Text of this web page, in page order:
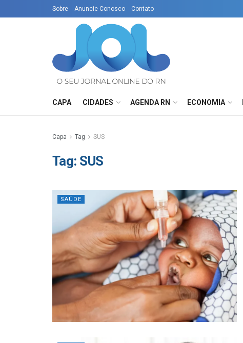
Sobre Anuncie Conosco Contato
CAPA CIDADES AGENDA RN ECONOMIA
Capa Tag SUS
Tag: SUS
SAÚDE